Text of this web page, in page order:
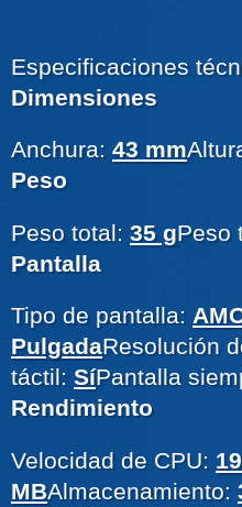
Especificaciones
Dimensiones
Anchura: 43 mm
Peso
Peso total: 35 gPeso
Pantalla
Tipo de pantalla:
PulgadaResolución
táctil: SíPantalla
Rendimiento
Velocidad de CPU:
MBAlmacenamiento: